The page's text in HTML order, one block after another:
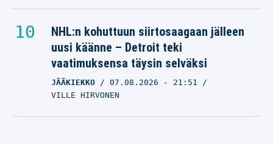
NHL:n kohuttuun siirtosaagaan jälleen
uusi käänne – Detroit teki
vaatimuksensa täysin selväksi
JÄÄKIEKKO 07.08.2026 - 21:51
VILLE HIRVONEN